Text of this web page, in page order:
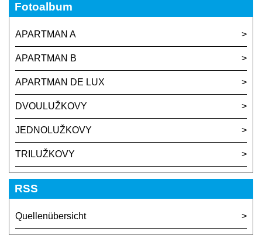
Fotoalbum
APARTMAN A
APARTMAN B
APARTMAN DE LUX
DVOULUŽKOVY
JEDNOLUŽKOVY
TRILUŽKOVY
RSS
Quellenübersicht